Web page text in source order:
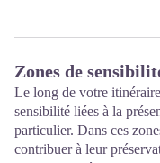
Zones de
Le long de votre
sensibilité liées à la
particulier. Dans ces
contribuer à leur